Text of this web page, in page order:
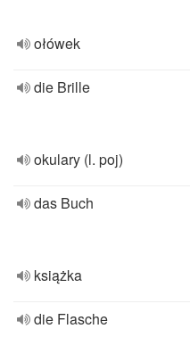
ołówek
die Brille
okulary (l. poj)
das Buch
książka
die Flasche